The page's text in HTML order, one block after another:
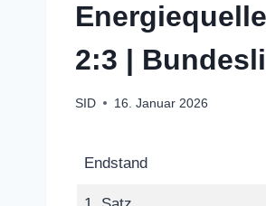
2:3 |
SID 16. Januar 2026
Endstand